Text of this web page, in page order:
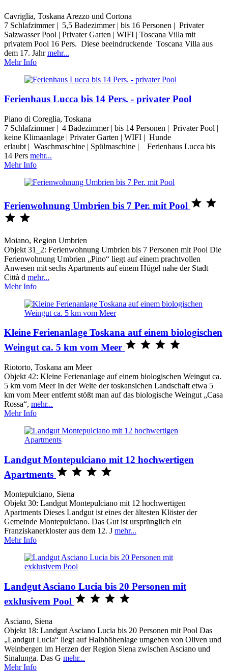
Cavriglia, Toskana Arezzo und Cortona
7 Schlafzimmer | 5,5 Badezimmer | bis 16 Personen | Privater
Salzwasser Pool | Privater Garten | WIFI | Toscana Villa mit
privatem Pool 16 Pers. Diese beeindruckende Toscana Villa aus
dem 17. Jahrmehr...
Mehr Info
Ferienhaus Lucca bis 14 Pers. - privater Pool
Piano di Coreglia, Toskana
7 Schlafzimmer | 4 Badezimmer | bis 14 Personen | Privater Pool |
keine Klimaanlage | Privater Garten | WIFI | Hunde
erlaubt | Waschmaschine | Spülmaschine | Ferienhaus Lucca bis
14 Pers mehr...
Mehr Info
Ferienwohnung Umbrien bis 7 Per. mit Pool  
 
Moiano, Region Umbrien
Objekt 31_2: Ferienwohnung Umbrien bis 7 Personen mit Pool Die
Ferienwohnung Umbrien „Pino“ liegt auf einem prachtvollen
Anwesen mit sechs Apartments auf einem Hügel nahe der Stadt
Città d mehr...
Mehr Info
Kleine Ferienanlage Toskana auf einem biologischen
Weingut ca. 5 km vom Meer    
Riotorto, Toskana am Meer
Objekt 42: Kleine Ferienanlage auf einem biologischen Weingut ca.
5 km vom Meer In der Weite der toskansichen Landschaft etwa 5
km vom Meer entfernt stößt man auf das biologische Weingut „Casa
Rossa“, mehr...
Mehr Info
Landgut Montepulciano mit 12 hochwertigen
Apartments    
Montepulciano, Siena
Objekt 30: Landgut Montepulciano mit 12 hochwertigen
Apartments Dieses Landgut ist eines der ältesten Klöster der
Gemeinde Montepulciano. Das Gut ist ursprünglich ein
Franziskanerkloster aus dem 12. J mehr...
Mehr Info
Landgut Asciano Lucia bis 20 Personen mit
exklusivem Pool    
Asciano, Siena
Objekt 18: Landgut Asciano Lucia bis 20 Personen mit Pool Das
„Landgut Lucia“ liegt auf Halbhöhenlage umgeben von Oliven und
Weinbergen im Herzen der Region Siena zwischen Asciano und
Sinalunga. Das G mehr...
Mehr Info